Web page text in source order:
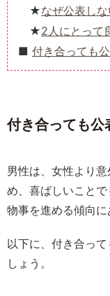
なぜ公表しな
2人にとって
付き合っても
付き合っても公
男性は、女性より
め、喜ばしいことで
物事を進める傾向に
以下に、付き合っ
しょう。